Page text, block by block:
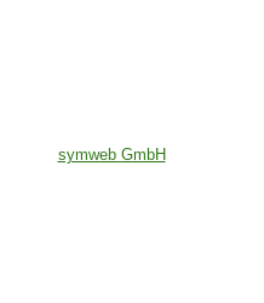
symweb GmbH